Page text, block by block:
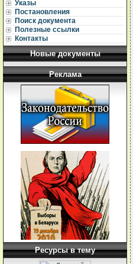
Указы
Постановления
Поиск документа
Полезные ссылки
Контакты
Новые документы
Реклама
Ресурсы в тему